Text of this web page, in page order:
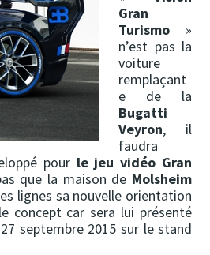
Gran
Turismo »
n’est pas la
voiture
remplaçant
e de la
Bugatti
Veyron, il
faudra
pour le jeu vidéo Gran
que la maison de Molsheim
lignes sa nouvelle orientation
concept car sera lui présenté
septembre 2015 sur le stand